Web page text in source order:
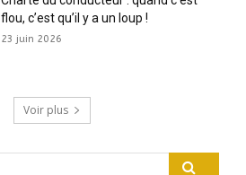
flou, c’est qu’il y a un loup !
23 juin 2026
Voir plus